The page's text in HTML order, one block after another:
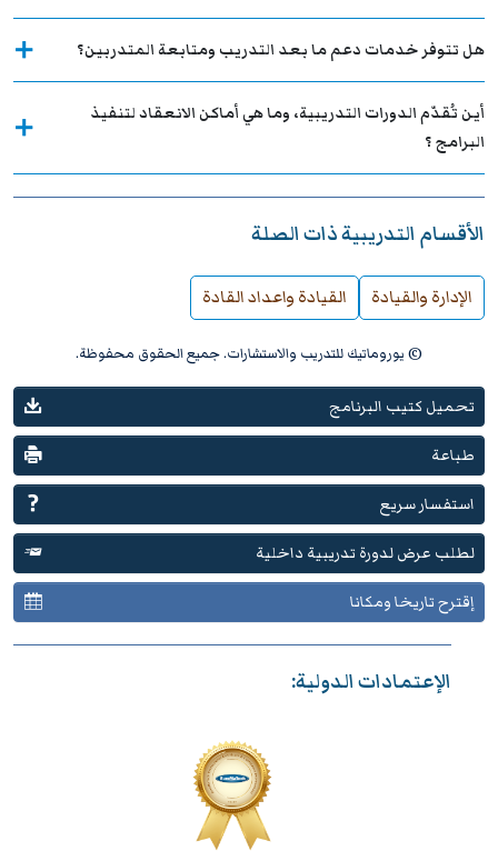
هل تتوفر خدمات دعم ما بعد التدريب ومتابعة المتدربين؟
أين تُقدّم الدورات التدريبية، وما هي أماكن الانعقاد لتنفيذ
البرامج ؟
الأقسام التدريبية ذات الصلة
الإدارة والقيادة القيادة واعداد القادة
© يوروماتيك للتدريب والاستشارات. جميع الحقوق محفوظة.
تحميل كتيب البرنامج
طباعة
استفسار سريع
لطلب عرض لدورة تدريبية داخلية
إقترح تاريخا ومكانا
الإعتمادات الدولية: